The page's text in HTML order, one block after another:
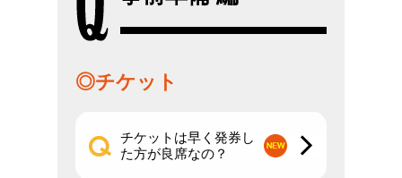
Q&A形式でまとめてみました。
◎チケット
チケットは早く発券し
た方が良席なの？